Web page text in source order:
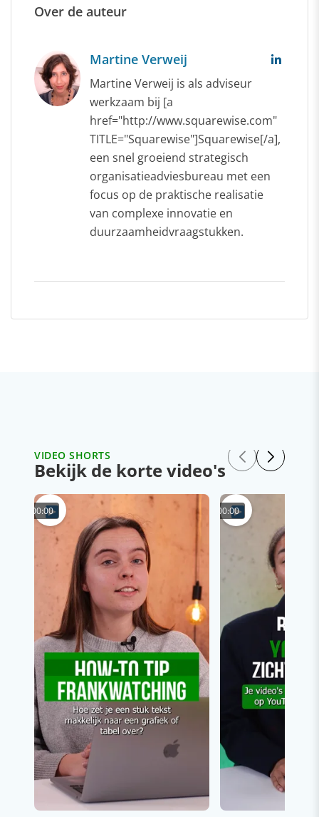
Over de auteur
Martine Verweij
Martine Verweij is als adviseur
werkzaam bij [a
href="http://www.squarewise.com"
TITLE="Squarewise"]Squarewise[/a],
een snel groeiend strategisch
organisatieadviesbureau met een
focus op de praktische realisatie
van complexe innovatie en
duurzaamheidvraagstukken.
VIDEO SHORTS
Bekijk de korte video's
00:00 00:00